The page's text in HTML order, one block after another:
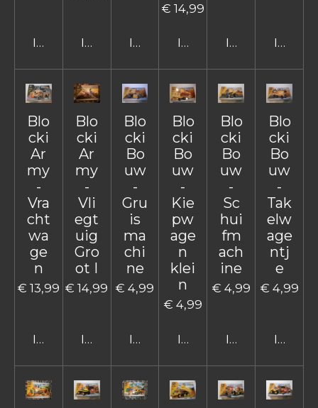
In winkelwagenIn winkelwagenIn winkelwagen
€ 14,99
In winkelwagen
In In
Blo
cki
Ar
my
-
Vra
cht
wa
ge
n
€ 13,99
In winkelwagen
Blo
cki
Ar
my
-
Vli
egt
uig
Gro
ot I
€ 14,99
In winkelwagen
Blo
cki
Bo
uw
-
Gru
is
ma
chi
ne
€ 4,99
In winkelwagen
Blo
cki
Bo
uw
-
Kie
pw
age
n
klei
n
€ 4,99
In winkelwagen
Blo
cki
Bo
uw
-
Sc
hui
fm
ach
ine
€ 4,99
In
Blo
cki
Bo
uw
-
Tak
elw
age
ntj
e
€ 4,99
In